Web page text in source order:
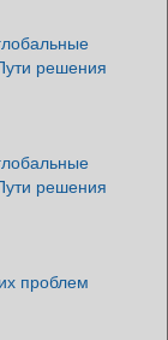
решения
решения
проблем